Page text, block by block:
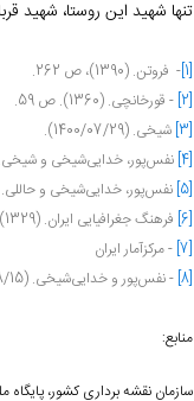
تنها شهید این روستا، شهید
[1] - فروتن. (1390)، ص 262.
[2]
- قورخانچی. (1360). ص 59.
[3]
شیخی. (1400/07/29).
[4]
نفس‌پور، خدایی‌شیخی و شیخی. (1398/08/
[5]
نفس‌پور، خدایی‌شیخی و حاللی. (1398/08/
[6]
فرهنگ جغرافیایی ایران. (1329). جلد سوم، استان دوم، ص 188.
[7]
- مرکزآمار ایران
[8]
- نفس‌پور و ‌خدایی‌شیخی. (1398/08/15).
منابع:
سازمان نقشه برداری کشور، پایگاه